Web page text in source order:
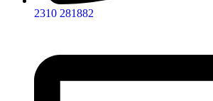
2310 281882